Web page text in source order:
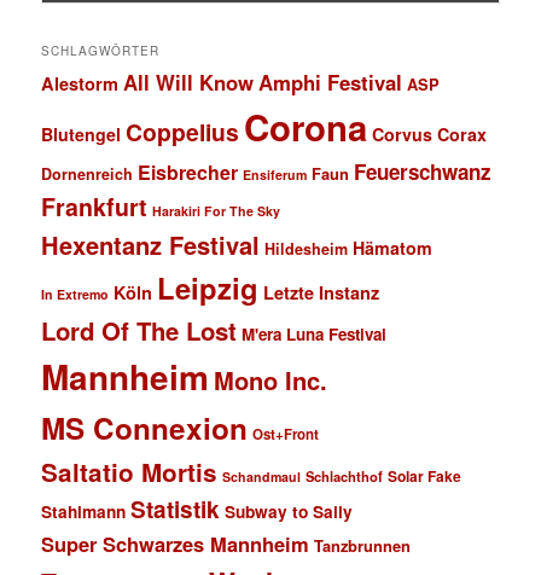
SCHLAGWÖRTER
Alestorm All Will KnowAmphi Festival ASP
Blutengel Coppelius Corona Corvus Corax
Dornenreich Eisbrecher Ensiferum Faun Feuerschwanz
Frankfurt Harakiri For The Sky
Hexentanz Festival Hildesheim Hämatom
In Extremo Köln Leipzig Letzte Instanz
Lord Of The Lost M'era Luna Festival
Mannheim Mono Inc.
MS Connexion Ost+Front
Saltatio Mortis Schandmaul Schlachthof Solar Fake
Stahlmann Statistik Subway to Sally
Super Schwarzes Mannheim Tanzbrunnen